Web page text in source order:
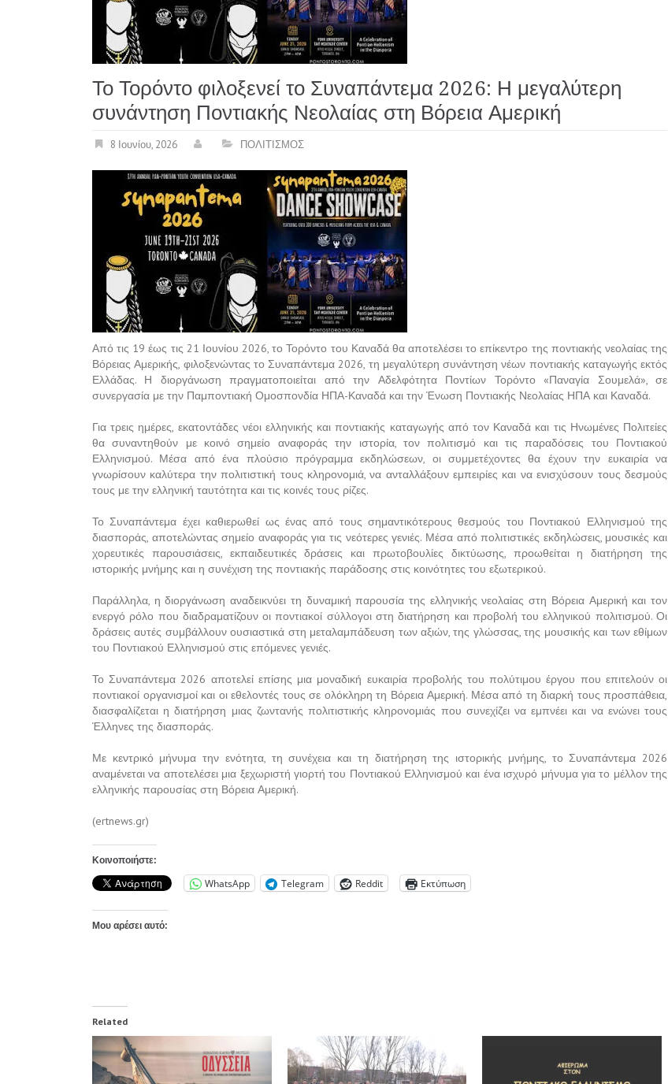
Το Τορόντο φιλοξενεί το Συναπάντεμα 2026: Η μεγαλύτερη
συνάντηση Ποντιακής Νεολαίας στη Βόρεια Αμερική
8 Ιουνίου, 2026 ΠΟΛΙΤΙΣΜΟΣ
Από τις 19 έως τις 21 Ιουνίου 2026, το Τορόντο του Καναδά θα αποτελέσει το επίκεντρο της ποντιακής νεολαίας της
Βόρειας Αμερικής, φιλοξενώντας το Συναπάντεμα 2026, τη μεγαλύτερη συνάντηση νέων ποντιακής καταγωγής εκτός
Ελλάδας. Η διοργάνωση πραγματοποιείται από την Αδελφότητα Ποντίων Τορόντο «Παναγία Σουμελά», σε
συνεργασία με την Παμποντιακή Ομοσπονδία ΗΠΑ-Καναδά και την Ένωση Ποντιακής Νεολαίας ΗΠΑ και Καναδά.
Για τρεις ημέρες, εκατοντάδες νέοι ελληνικής και ποντιακής καταγωγής από τον Καναδά και τις Ηνωμένες Πολιτείες
θα συναντηθούν με κοινό σημείο αναφοράς την ιστορία, τον πολιτισμό και τις παραδόσεις του Ποντιακού
Ελληνισμού. Μέσα από ένα πλούσιο πρόγραμμα εκδηλώσεων, οι συμμετέχοντες θα έχουν την ευκαιρία να
γνωρίσουν καλύτερα την πολιτιστική τους κληρονομιά, να ανταλλάξουν εμπειρίες και να ενισχύσουν τους δεσμούς
τους με την ελληνική ταυτότητα και τις κοινές τους ρίζες.
Το Συναπάντεμα έχει καθιερωθεί ως ένας από τους σημαντικότερους θεσμούς του Ποντιακού Ελληνισμού της
διασποράς, αποτελώντας σημείο αναφοράς για τις νεότερες γενιές. Μέσα από πολιτιστικές εκδηλώσεις, μουσικές και
χορευτικές παρουσιάσεις, εκπαιδευτικές δράσεις και πρωτοβουλίες δικτύωσης, προωθείται η διατήρηση της
ιστορικής μνήμης και η συνέχιση της ποντιακής παράδοσης στις κοινότητες του εξωτερικού.
Παράλληλα, η διοργάνωση αναδεικνύει τη δυναμική παρουσία της ελληνικής νεολαίας στη Βόρεια Αμερική και τον
ενεργό ρόλο που διαδραματίζουν οι ποντιακοί σύλλογοι στη διατήρηση και προβολή του ελληνικού πολιτισμού. Οι
δράσεις αυτές συμβάλλουν ουσιαστικά στη μεταλαμπάδευση των αξιών, της γλώσσας, της μουσικής και των εθίμων
του Ποντιακού Ελληνισμού στις επόμενες γενιές.
Το Συναπάντεμα 2026 αποτελεί επίσης μια μοναδική ευκαιρία προβολής του πολύτιμου έργου που επιτελούν οι
ποντιακοί οργανισμοί και οι εθελοντές τους σε ολόκληρη τη Βόρεια Αμερική. Μέσα από τη διαρκή τους προσπάθεια,
διασφαλίζεται η διατήρηση μιας ζωντανής πολιτιστικής κληρονομιάς που συνεχίζει να εμπνέει και να ενώνει τους
Έλληνες της διασποράς.
Με κεντρικό μήνυμα την ενότητα, τη συνέχεια και τη διατήρηση της ιστορικής μνήμης, το Συναπάντεμα 2026
αναμένεται να αποτελέσει μια ξεχωριστή γιορτή του Ποντιακού Ελληνισμού και ένα ισχυρό μήνυμα για το μέλλον της
ελληνικής παρουσίας στη Βόρεια Αμερική.
(ertnews.gr)
Κοινοποιήστε:
WhatsApp Telegram Reddit Εκτύπωση
Μου αρέσει αυτό:
Related